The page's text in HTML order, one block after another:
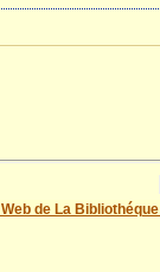
de La Bibliothéque